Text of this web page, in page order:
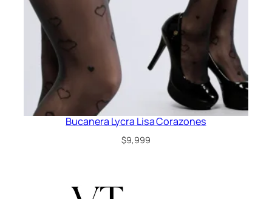
Bucanera Lycra Lisa Corazones
$9,999